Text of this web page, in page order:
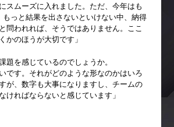
スムーズに入れました。ただ、今年はも
もっと結果を出さないといけない中、納得
問われれば、そうではありません。ここ
かのほうが大切です」
を感じているのでしょうか。
です。それがどのような形なのかはいろ
が、数字も大事になりますし、チームの
ければならないと感じています」